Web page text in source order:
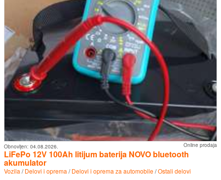
Online prodaja
Obnovljen: 04.08.2026.
LiFePo 12V 100Ah litijum baterija NOVO bluetooth
akumulator
Vozila /Delovi i oprema /Delovi i oprema za automobile/Ostali delovi